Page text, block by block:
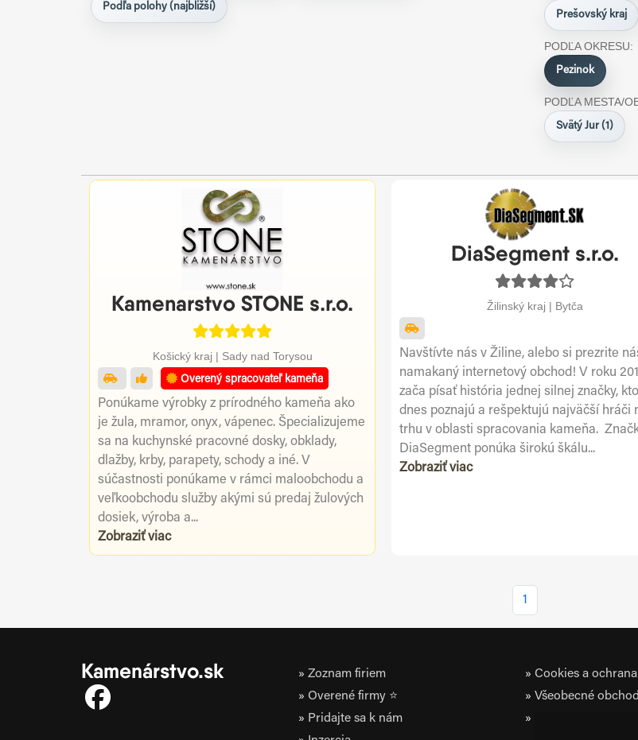
Podľa polohy (najbližší)
Prešovský kraj
PODĽA OKRESU:
Pezinok
PODĽA MESTA/
Svätý Jur (1)
Kamenarstvo STONE s.r.o.
Košický kraj | Sady nad Torysou
Overený spracovateľ kameňa
Ponúkame výrobky z prírodného kameňa ako
je žula, mramor, onyx, vápenec. Špecializujeme
sa na kuchynské pracovné dosky, obklady,
dlažby, krby, parapety, schody a iné. V
súčastnosti ponúkame v rámci maloobchodu a
veľkoobchodu služby akými sú predaj žulových
dosiek, výroba a...
Zobraziť viac
DiaSegment s.r.o.
Žilinský kraj | Bytča
Navštívte nás v Žiline, alebo si prezrite
namakaný internetový obchod! V roku
zača písať história jednej silnej značky,
dnes poznajú a rešpektujú najväčší hráči
trhu v oblasti spracovania kameňa.
DiaSegment ponúka širokú škálu...
Zobraziť viac
1
Kamenárstvo.sk
Zoznam firiem
Overené firmy ⭐
Pridajte sa k nám
Cookies a
Všeobecné